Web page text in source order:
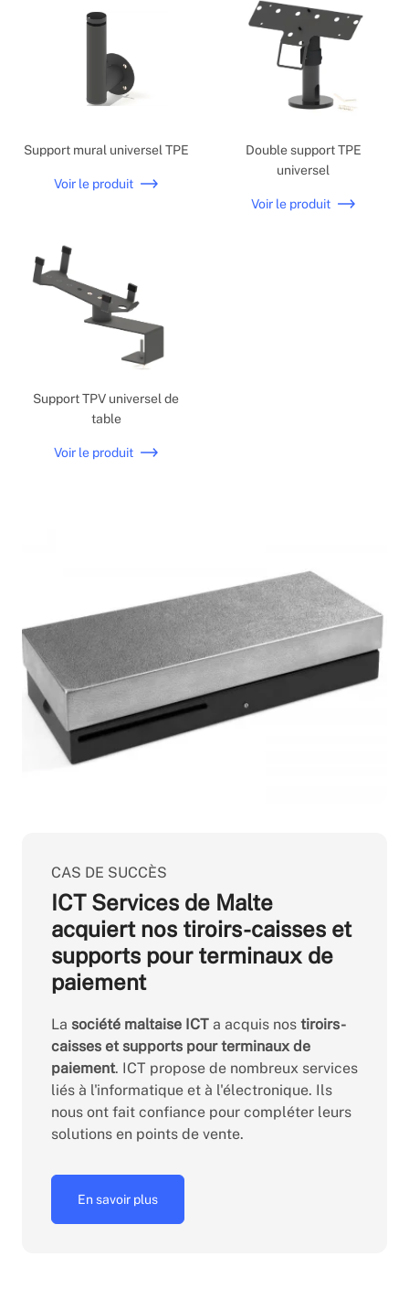
Support mural universel TPE
Voir le produit
Double support TPE
universel
Voir le produit
Support TPV universel de
table
Voir le produit
CAS DE SUCCÈS
ICT Services de Malte
acquiert nos tiroirs-caisses et
supports pour terminaux de
paiement
La société maltaise ICT a acquis nos tiroirs-
caisses et supports pour terminaux de
paiement. ICT propose de nombreux services
liés à l'informatique et à l'électronique. Ils
nous ont fait confiance pour compléter leurs
solutions en points de vente.
En savoir plus